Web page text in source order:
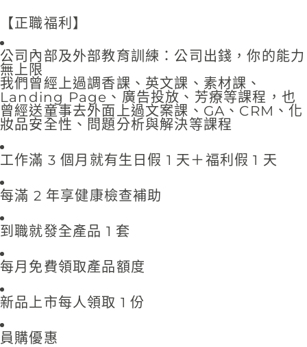
【正職福利】
公司內部及外部教育訓練：公司出錢，你的能力
無上限
我們曾經上過調香課、英文課、素材課、
Landing Page、廣告投放、芳療等課程，也
曾經送童事去外面上過文案課、GA、CRM、化
妝品安全性、問題分析與解決等課程
工作滿 3 個月就有生日假 1 天＋福利假 1 天
每滿 2 年享健康檢查補助
到職就發全產品 1 套
每月免費領取產品額度
新品上市每人領取 1 份
員購優惠